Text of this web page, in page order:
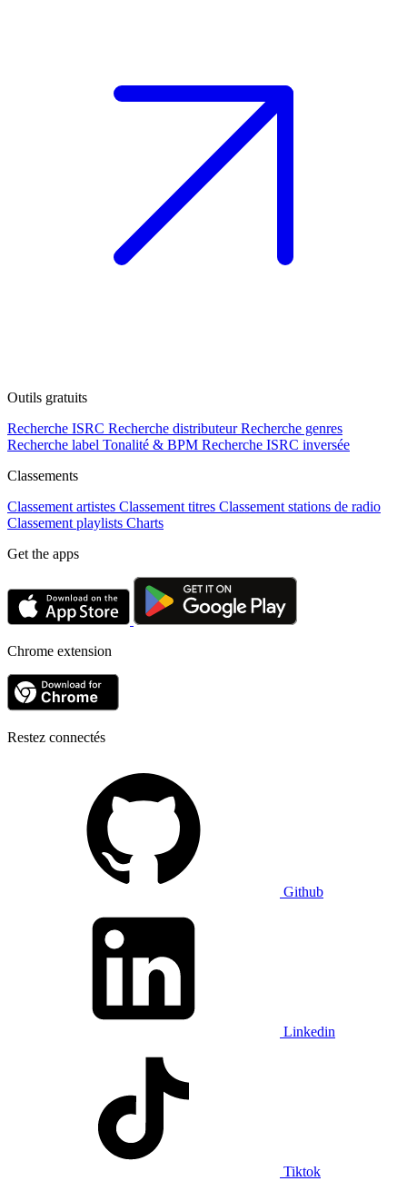
Outils gratuits
Recherche ISRC Recherche distributeur Recherche genres
Recherche label Tonalité & BPM Recherche ISRC inversée
Classements
Classement artistes Classement titres Classement stations de radio
Classement playlists Charts
Get the apps
Chrome extension
Restez connectés
Github
Linkedin
Tiktok